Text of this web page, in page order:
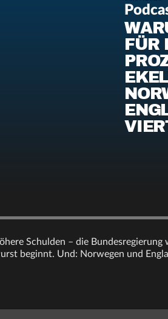
FÜR
Schulden – die
beginnt. Und: Norwegen und